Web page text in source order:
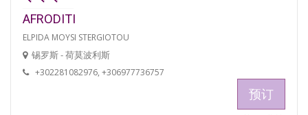
AFRODITI
ELPIDA MOYSI STERGIOTOU
锡罗斯 - 荷莫波利斯
+302281082976, +306977736757
预订